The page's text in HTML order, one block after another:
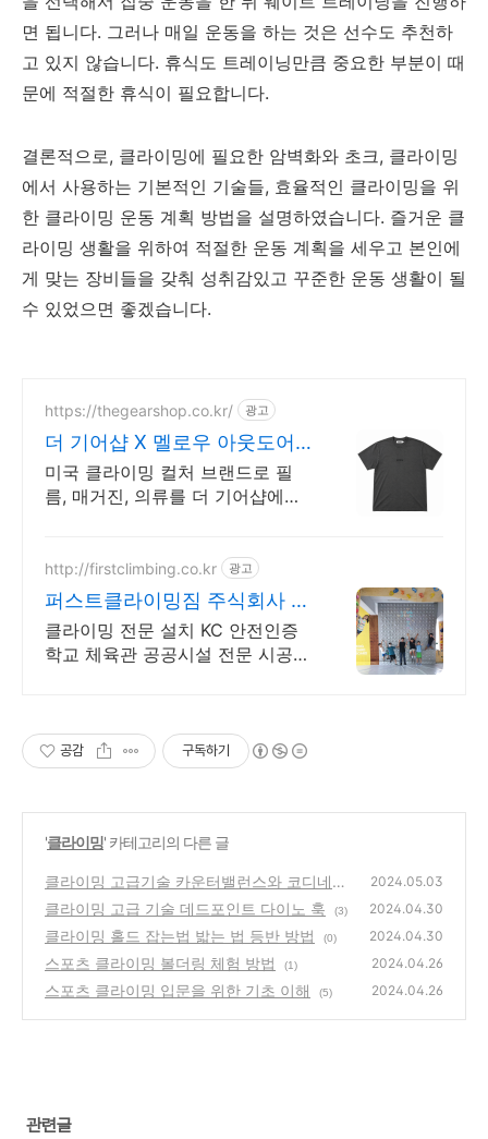
면 됩니다. 그러나 매일 운동을 하는 것은 선수도 추천하
고 있지 않습니다. 휴식도 트레이닝만큼 중요한 부분이 때
문에 적절한 휴식이 필요합니다.
결론적으로, 클라이밍에 필요한 암벽화와 초크, 클라이밍
에서 사용하는 기본적인 기술들, 효율적인 클라이밍을 위
한 클라이밍 운동 계획 방법을 설명하였습니다. 즐거운 클
라이밍 생활을 위하여 적절한 운동 계획을 세우고 본인에
게 맞는 장비들을 갖춰 성취감있고 꾸준한 운동 생활이 될
수 있었으면 좋겠습니다.
https://thegearshop.co.kr/ 광고
더 기어샵 X 멜로우 아웃도어
편집샵
미국 클라이밍 컬처 브랜드로 필
름, 매거진, 의류를 더 기어샵에서
http://firstclimbing.co.kr 광고
퍼스트클라이밍짐 주식회사 사
회적기업
클라이밍 전문 설치 KC 안전인증
학교 체육관 공공시설 전문 시공
공감 구독하기
'클라이밍' 카테고리의 다른 글
클라이밍 고급기술 카운터밸런스와 코디네이
션
(1)
2024.05.03
클라이밍 고급 기술 데드포인트 다이노 훅 (3) 2024.04.30
클라이밍 홀드 잡는법 밟는 법 등반 방법 (0) 2024.04.30
스포츠 클라이밍 볼더링 체험 방법 (1) 2024.04.26
스포츠 클라이밍 입문을 위한 기초 이해 (5) 2024.04.26
관련글